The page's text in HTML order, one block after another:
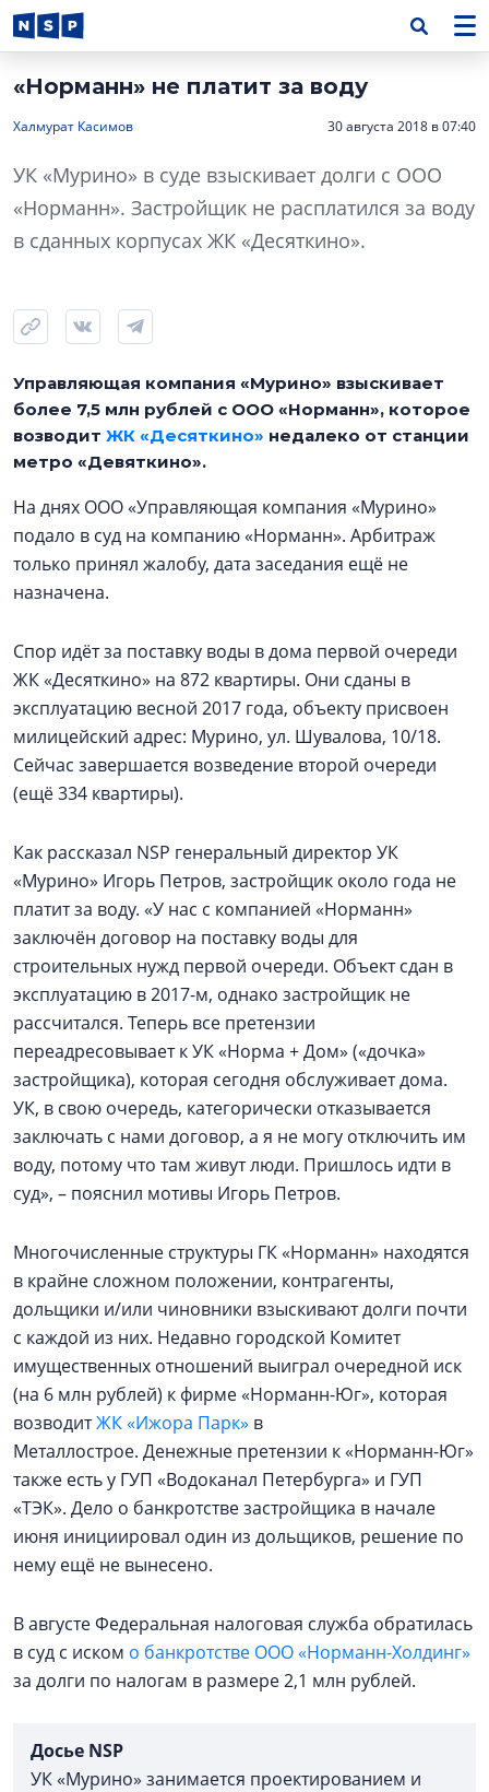
«Норманн» не платит за воду
Халмурат Касимов 30 августа 2018 в 07:40
УК «Мурино» в суде взыскивает долги с ООО
«Норманн». Застройщик не расплатился за воду
в сданных корпусах ЖК «Десяткино».
Управляющая компания «Мурино» взыскивает
более 7,5 млн рублей с ООО «Норманн», которое
возводит ЖК «Десяткино» недалеко от станции
метро «Девяткино».
На днях ООО «Управляющая компания «Мурино»
подало в суд на компанию «Норманн». Арбитраж
только принял жалобу, дата заседания ещё не
назначена.
Спор идёт за поставку воды в дома первой очереди
ЖК «Десяткино» на 872 квартиры. Они сданы в
эксплуатацию весной 2017 года, объекту присвоен
милицейский адрес: Мурино, ул. Шувалова, 10/18.
Сейчас завершается возведение второй очереди
(ещё 334 квартиры).
Как рассказал NSP генеральный директор УК
«Мурино» Игорь Петров, застройщик около года не
платит за воду. «У нас с компанией «Норманн»
заключён договор на поставку воды для
строительных нужд первой очереди. Объект сдан в
эксплуатацию в 2017-м, однако застройщик не
рассчитался. Теперь все претензии
переадресовывает к УК «Норма + Дом» («дочка»
застройщика), которая сегодня обслуживает дома.
УК, в свою очередь, категорически отказывается
заключать с нами договор, а я не могу отключить им
воду, потому что там живут люди. Пришлось идти в
суд», – пояснил мотивы Игорь Петров.
Многочисленные структуры ГК «Норманн» находятся
в крайне сложном положении, контрагенты,
дольщики и/или чиновники взыскивают долги почти
с каждой из них. Недавно городской Комитет
имущественных отношений выиграл очередной иск
(на 6 млн рублей) к фирме «Норманн-Юг», которая
возводитЖК «Ижора Парк» в
Металлострое. Денежные претензии к «Норманн-Юг»
также есть у ГУП «Водоканал Петербурга» и ГУП
«ТЭК». Дело о банкротстве застройщика в начале
июня инициировал один из дольщиков, решение по
нему ещё не вынесено.
В августе Федеральная налоговая служба обратилась
в суд с иском о банкротстве ООО «Норманн-Холдинг»
за долги по налогам в размере 2,1 млн рублей.
Досье NSP
УК «Мурино» занимается проектированием и